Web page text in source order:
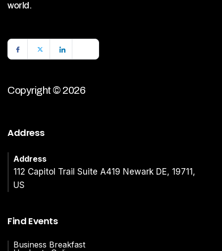
world.
Copyright © 2026
Address
Address
112 Capitol Trail Suite A419 Newark DE, 19711,
US
Find Events
Business Breakfast